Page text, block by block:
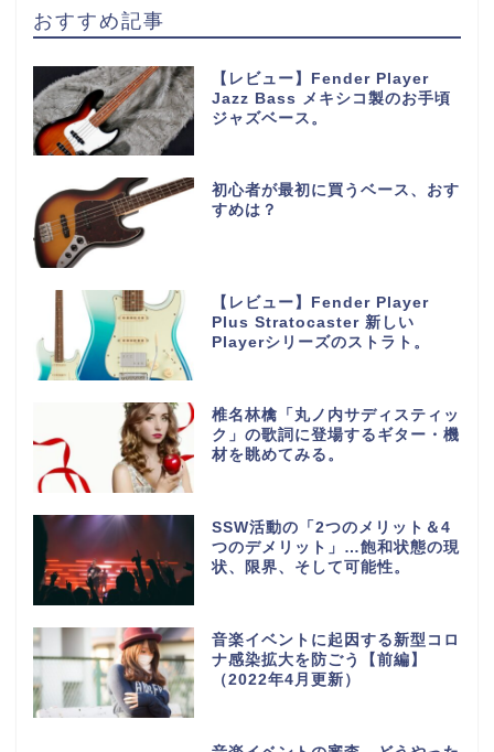
おすすめ記事
【レビュー】Fender Player
Jazz Bass メキシコ製のお手頃
ジャズベース。
初心者が最初に買うベース、おす
すめは？
【レビュー】Fender Player
Plus Stratocaster 新しい
Playerシリーズのストラト。
椎名林檎「丸ノ内サディスティッ
ク」の歌詞に登場するギター・機
材を眺めてみる。
SSW活動の「2つのメリット＆4
つのデメリット」…飽和状態の現
状、限界、そして可能性。
音楽イベントに起因する新型コロ
ナ感染拡大を防ごう【前編】
（2022年4月更新）